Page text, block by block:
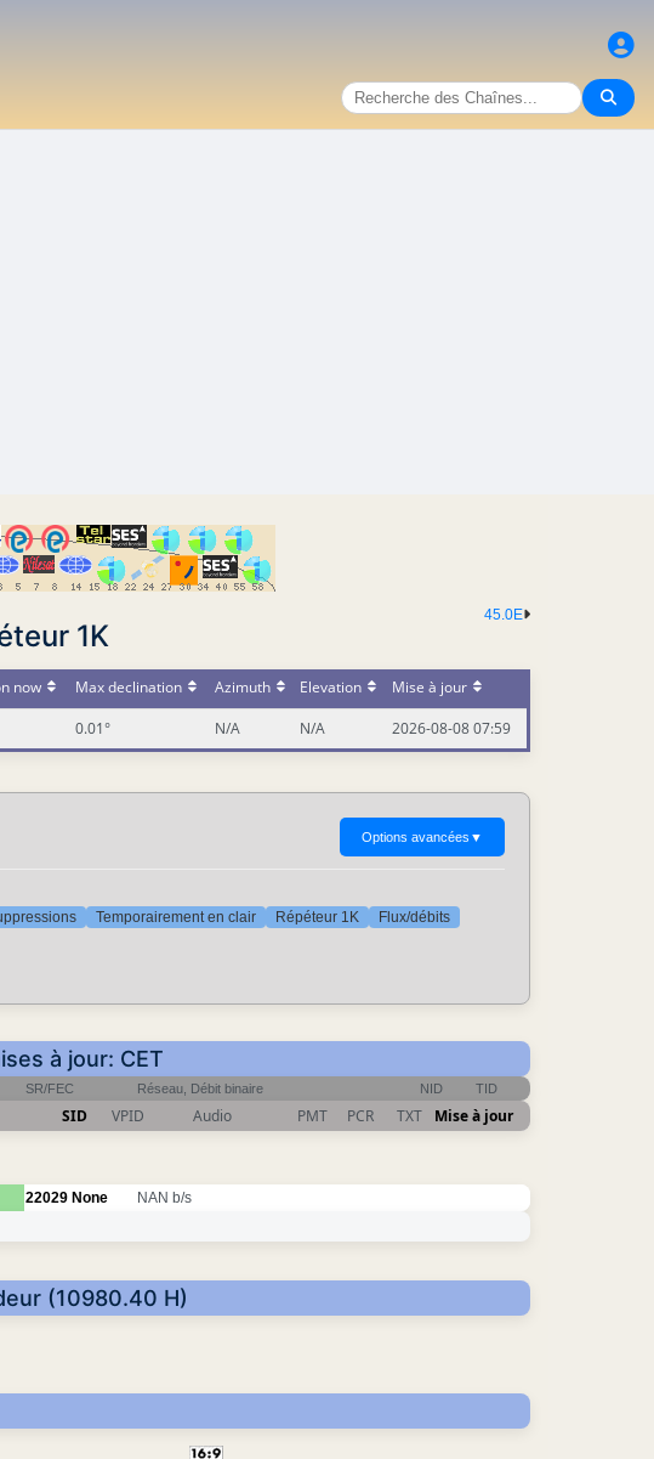
45.0E
1K
now Max declination Azimuth Elevation
Mise à jour
0.01° N/A N/A 2026-08-08 07:59
Options avancées ▼
Temporairement en clair Répéteur 1K Flux/débits
à jour: CET
SR/FEC Réseau, Débit binaire NID TID
SID VPID Audio PMT PCR TXT Mise à jour
22029 None NAN b/s
(10980.40 H)